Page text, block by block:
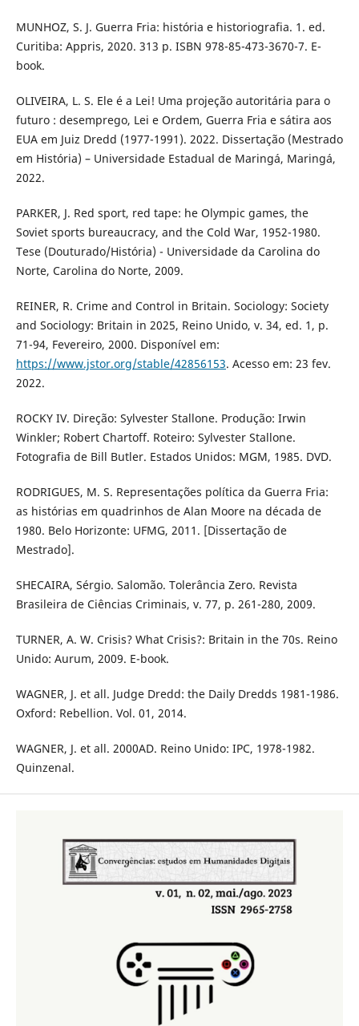
MUNHOZ, S. J. Guerra Fria: história e historiografia. 1. ed.
Curitiba: Appris, 2020. 313 p. ISBN 978-85-473-3670-7. E-
book.
OLIVEIRA, L. S. Ele é a Lei! Uma projeção autoritária para o
futuro : desemprego, Lei e Ordem, Guerra Fria e sátira aos
EUA em Juiz Dredd (1977-1991). 2022. Dissertação (Mestrado
em História) – Universidade Estadual de Maringá, Maringá,
2022.
PARKER, J. Red sport, red tape: he Olympic games, the
Soviet sports bureaucracy, and the Cold War, 1952-1980.
Tese (Douturado/História) - Universidade da Carolina do
Norte, Carolina do Norte, 2009.
REINER, R. Crime and Control in Britain. Sociology: Society
and Sociology: Britain in 2025, Reino Unido, v. 34, ed. 1, p.
71-94, Fevereiro, 2000. Disponível em:
https://www.jstor.org/stable/42856153. Acesso em: 23 fev.
2022.
ROCKY IV. Direção: Sylvester Stallone. Produção: Irwin
Winkler; Robert Chartoff. Roteiro: Sylvester Stallone.
Fotografia de Bill Butler. Estados Unidos: MGM, 1985. DVD.
RODRIGUES, M. S. Representações política da Guerra Fria:
as histórias em quadrinhos de Alan Moore na década de
1980. Belo Horizonte: UFMG, 2011. [Dissertação de
Mestrado].
SHECAIRA, Sérgio. Salomão. Tolerância Zero. Revista
Brasileira de Ciências Criminais, v. 77, p. 261-280, 2009.
TURNER, A. W. Crisis? What Crisis?: Britain in the 70s. Reino
Unido: Aurum, 2009. E-book.
WAGNER, J. et all. Judge Dredd: the Daily Dredds 1981-1986.
Oxford: Rebellion. Vol. 01, 2014.
WAGNER, J. et all. 2000AD. Reino Unido: IPC, 1978-1982.
Quinzenal.